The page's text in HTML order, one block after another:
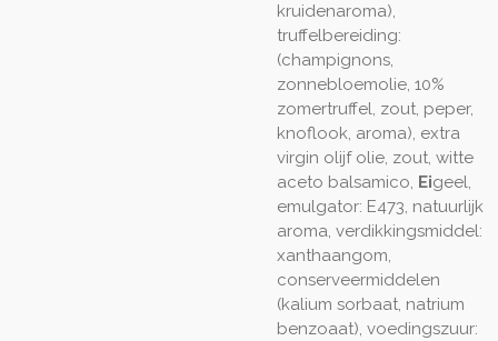
kruidenaroma),
truffelbereiding:
(champignons,
zonnebloemolie, 10%
zomertruffel, zout, peper,
knoflook, aroma), extra
virgin olijf olie, zout, witte
aceto balsamico, Eigeel,
emulgator: E473, natuurlijk
aroma, verdikkingsmiddel:
xanthaangom,
conserveermiddelen
(kalium sorbaat, natrium
benzoaat), voedingszuur: